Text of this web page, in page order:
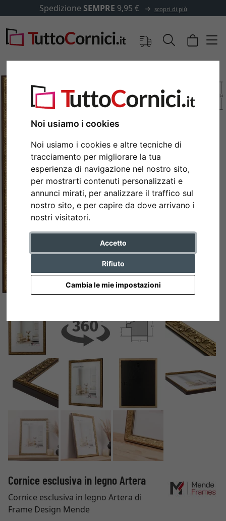
Noi usiamo i cookies
Noi usiamo i cookies e altre tecniche di
tracciamento per migliorare la tua
esperienza di navigazione nel nostro sito,
per mostrarti contenuti personalizzati e
annunci mirati, per analizzare il traffico sul
nostro sito, e per capire da dove arrivano i
nostri visitatori.
Accetto
Rifiuto
Cambia le mie impostazioni
Spedizione SEMPRE 9,95 € scopri di più
Indietro
Cornice esclusiva in legno Artera
Cornice esclusiva in legno Artera di
Frame Design Mende